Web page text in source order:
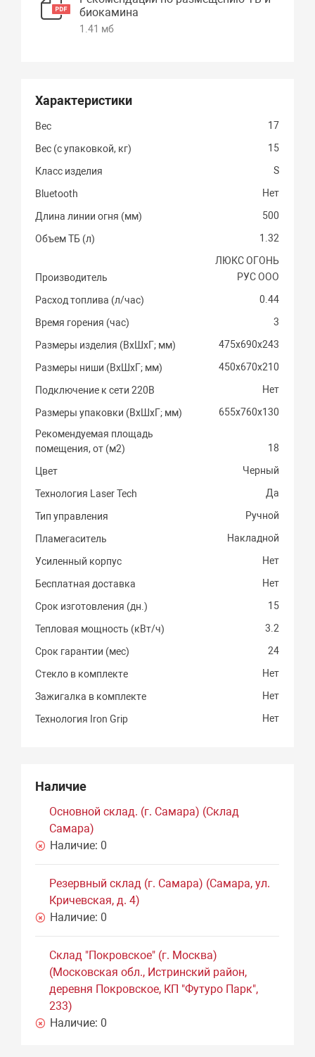
биокамина
1.41 мб
Характеристики
Вес 17
Вес (с упаковкой, кг) 15
Класс изделия S
Bluetooth Нет
Длина линии огня (мм) 500
Объем ТБ (л) 1.32
Производитель
ЛЮКС ОГОНЬ
РУС ООО
Расход топлива (л/час) 0.44
Время горения (час) 3
Размеры изделия (ВхШхГ; мм) 475х690х243
Размеры ниши (ВхШхГ; мм) 450х670х210
Подключение к сети 220В Нет
Размеры упаковки (ВхШхГ; мм)
655х760х130
Рекомендуемая площадь
помещения, от (м2)
18
Цвет Черный
Технология Laser Tech Да
Тип управления Ручной
Пламегаситель Накладной
Усиленный корпус Нет
Бесплатная доставка Нет
Срок изготовления (дн.) 15
Тепловая мощность (кВт/ч) 3.2
Срок гарантии (мес) 24
Стекло в комплекте Нет
Зажигалка в комплекте Нет
Технология Iron Grip Нет
Наличие
Основной склад. (г. Самара) (Склад
Самара)
Наличие: 0
Резервный склад (г. Самара) (Самара, ул.
Кричевская, д. 4)
Наличие: 0
Склад "Покровское" (г. Москва)
(Московская обл., Истринский район,
деревня Покровское, КП "Футуро Парк",
233)
Наличие: 0